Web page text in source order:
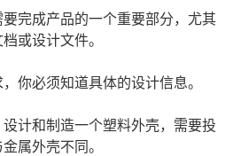
完成产品的一个重要部分，尤其
或设计文件。
你必须知道具体的设计信息。
计和制造一个塑料外壳，需要投
属外壳不同。